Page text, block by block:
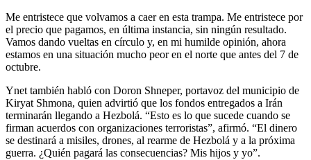
Me entristece que volvamos a caer en esta trampa. Me entristece por
el precio que pagamos, en última instancia, sin ningún resultado.
Vamos dando vueltas en círculo y, en mi humilde opinión, ahora
estamos en una situación mucho peor en el norte que antes del 7 de
octubre.
Ynet también habló con Doron Shneper, portavoz del municipio de
Kiryat Shmona, quien advirtió que los fondos entregados a Irán
terminarán llegando a Hezbolá. “Esto es lo que sucede cuando se
firman acuerdos con organizaciones terroristas”, afirmó. “El dinero
se destinará a misiles, drones, al rearme de Hezbolá y a la próxima
guerra. ¿Quién pagará las consecuencias? Mis hijos y yo”.